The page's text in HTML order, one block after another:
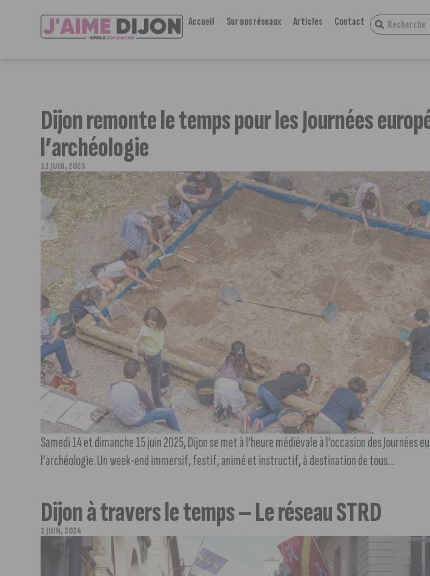
Accueil Sur nos réseaux Articles Contact
Dijon remonte le temps pour les Journées
l’archéologie
11 JUIN, 2025
Samedi 14 et dimanche 15 juin 2025, Dijon se met à l’heure médiévale à l’occasion des Journées
l’archéologie. Un week-end immersif, festif, animé et instructif, à destination de tous....
Dijon à travers le temps – Le réseau STRD
1 JUIN, 2024